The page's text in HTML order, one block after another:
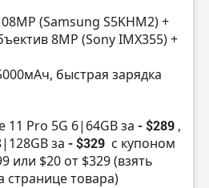
(Samsung S5KHM2) +
8MP (Sony IMX355) +
быстрая зарядка
11 Pro 5G 6|64GB за - $289 ,
за - $329 с купоном
или $20 от $329 (взять
товара)